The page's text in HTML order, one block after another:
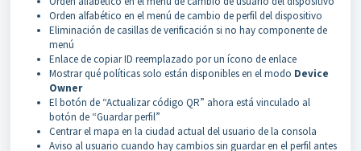
Orden alfabético en el menú de cambio de perfil del dispositivo
Eliminación de casillas de verificación si no hay componente de
menú
Enlace de copiar ID reemplazado por un ícono de enlace
Mostrar qué políticas solo están disponibles en el modo Device
Owner
El botón de “Actualizar código QR” ahora está vinculado al
botón de “Guardar perfil”
Centrar el mapa en la ciudad actual del usuario de la consola
Aviso al usuario cuando hay cambios sin guardar en el perfil antes